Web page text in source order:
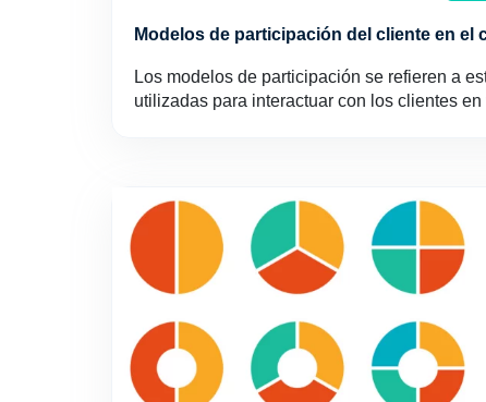
Modelos de participación del cliente en el
Los modelos de participación se refieren a
utilizadas para interactuar con los clientes